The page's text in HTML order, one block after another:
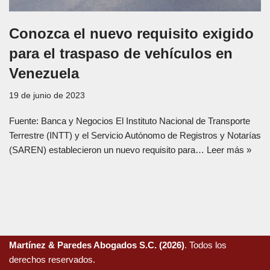
Conozca el nuevo requisito exigido
para el traspaso de vehículos en
Venezuela
19 de junio de 2023
Fuente: Banca y Negocios El Instituto Nacional de Transporte
Terrestre (INTT) y el Servicio Autónomo de Registros y Notarías
(SAREN) establecieron un nuevo requisito para… Leer más »
Martínez & Paredes Abogados S.C. (2026). Todos los
derechos reservados.